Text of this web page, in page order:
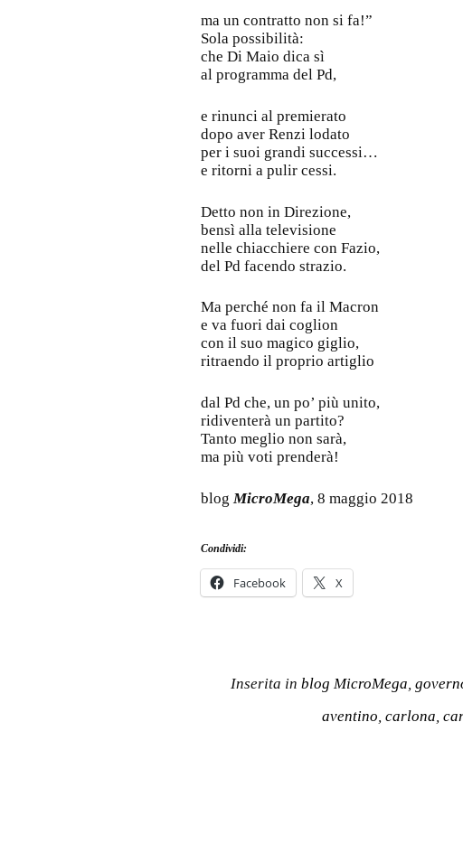
ma un contratto non si fa!”
Sola possibilità:
che Di Maio dica sì
al programma del Pd,
e rinunci al premierato
dopo aver Renzi lodato
per i suoi grandi successi…
e ritorni a pulir cessi.
Detto non in Direzione,
bensì alla televisione
nelle chiacchiere con Fazio,
del Pd facendo strazio.
Ma perché non fa il Macron
e va fuori dai coglion
con il suo magico giglio,
ritraendo il proprio artiglio
dal Pd che, un po’ più unito,
ridiventerà un partito?
Tanto meglio non sarà,
ma più voti prenderà!
blog MicroMega, 8 maggio 2018
Condividi:
Facebook X
Inserita in blog MicroMega,
aventino, carlona,